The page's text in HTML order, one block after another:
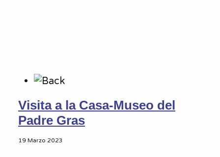
Visita a la Casa-Museo del
Padre Gras
19 Marzo 2023